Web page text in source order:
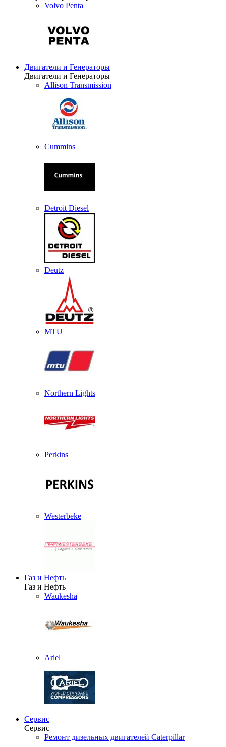
Volvo Penta
Двигатели и Генераторы
Двигатели и Генераторы
Allison Transmission
Cummins
Detroit Diesel
Deutz
MTU
Northern Lights
Perkins
Westerbeke
Газ и Нефть
Газ и Нефть
Waukesha
Ariel
Сервис
Сервис
Ремонт дизельных двигателей Caterpillar